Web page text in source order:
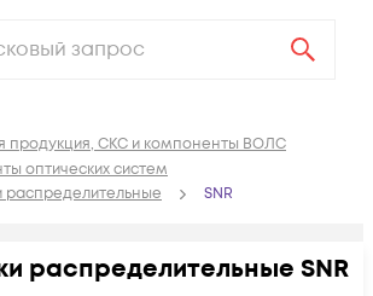
продукция, СКС и компоненты ВОЛС
оптических систем
распределительные
SNR
распределительные SNR